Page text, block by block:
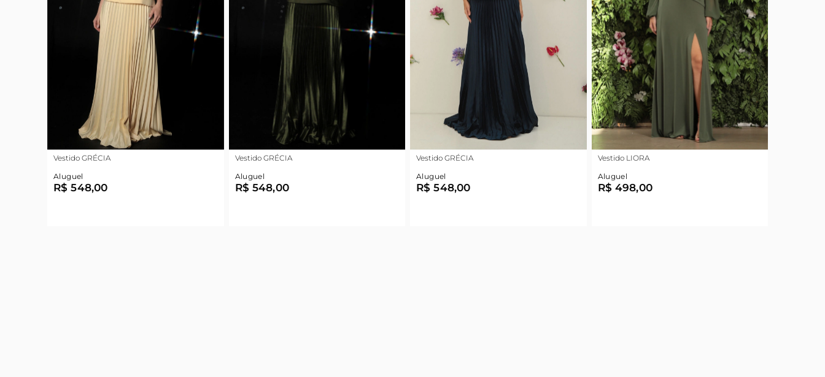
Vestido GRÉCIA
Aluguel
R$ 548,00
Vestido GRÉCIA
Aluguel
R$ 548,00
Vestido GRÉCIA
Aluguel
R$ 548,00
Vestido LIORA
Aluguel
R$ 498,00